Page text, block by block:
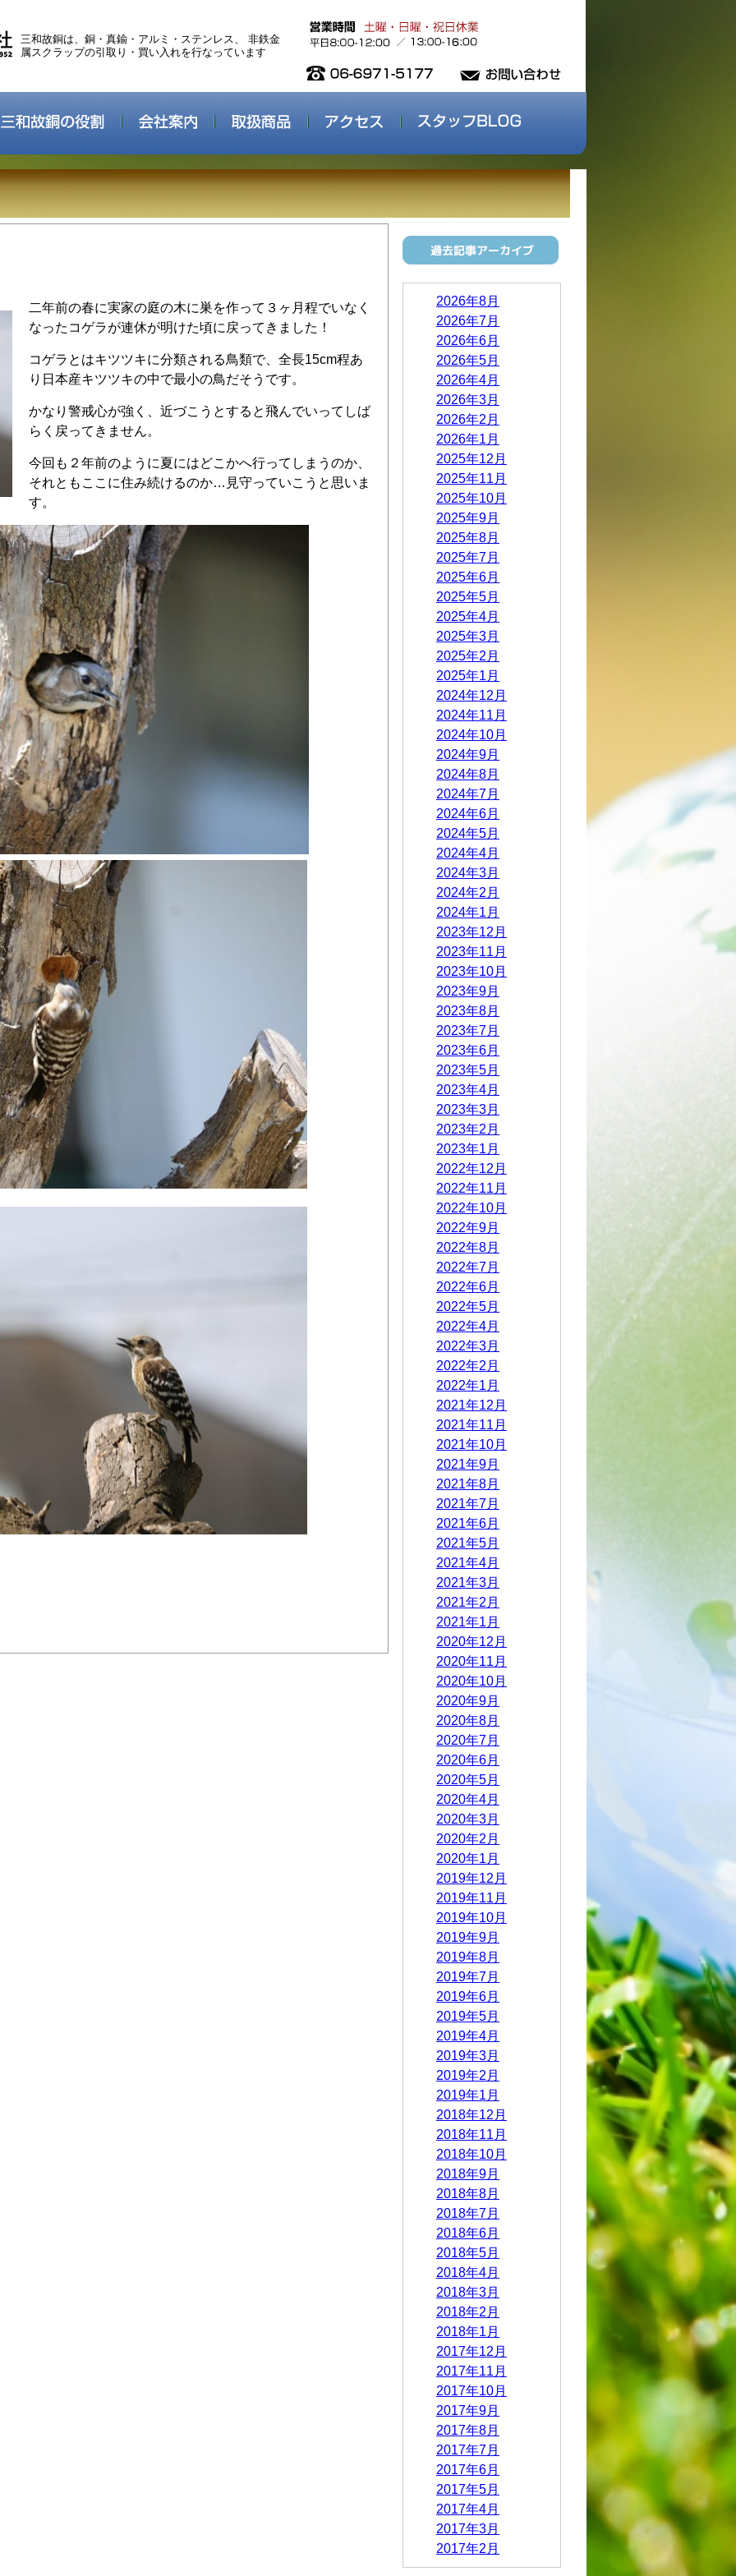
三和故銅は、銅・真鍮・アルミ・ステンレス、 非鉄金
属スクラップの引取り・買い入れを行なっています
二年前の春に実家の庭の木に巣を作って３ヶ月程でいなく
なったコゲラが連休が明けた頃に戻ってきました！
コゲラとはキツツキに分類される鳥類で、全長15cm程あ
り日本産キツツキの中で最小の鳥だそうです。
かなり警戒心が強く、近づこうとすると飛んでいってしば
らく戻ってきません。
今回も２年前のように夏にはどこかへ行ってしまうのか、
それともここに住み続けるのか…見守っていこうと思いま
す。
2026年8月
2026年7月
2026年6月
2026年5月
2026年4月
2026年3月
2026年2月
2026年1月
2025年12月
2025年11月
2025年10月
2025年9月
2025年8月
2025年7月
2025年6月
2025年5月
2025年4月
2025年3月
2025年2月
2025年1月
2024年12月
2024年11月
2024年10月
2024年9月
2024年8月
2024年7月
2024年6月
2024年5月
2024年4月
2024年3月
2024年2月
2024年1月
2023年12月
2023年11月
2023年10月
2023年9月
2023年8月
2023年7月
2023年6月
2023年5月
2023年4月
2023年3月
2023年2月
2023年1月
2022年12月
2022年11月
2022年10月
2022年9月
2022年8月
2022年7月
2022年6月
2022年5月
2022年4月
2022年3月
2022年2月
2022年1月
2021年12月
2021年11月
2021年10月
2021年9月
2021年8月
2021年7月
2021年6月
2021年5月
2021年4月
2021年3月
2021年2月
2021年1月
2020年12月
2020年11月
2020年10月
2020年9月
2020年8月
2020年7月
2020年6月
2020年5月
2020年4月
2020年3月
2020年2月
2020年1月
2019年12月
2019年11月
2019年10月
2019年9月
2019年8月
2019年7月
2019年6月
2019年5月
2019年4月
2019年3月
2019年2月
2019年1月
2018年12月
2018年11月
2018年10月
2018年9月
2018年8月
2018年7月
2018年6月
2018年5月
2018年4月
2018年3月
2018年2月
2018年1月
2017年12月
2017年11月
2017年10月
2017年9月
2017年8月
2017年7月
2017年6月
2017年5月
2017年4月
2017年3月
2017年2月